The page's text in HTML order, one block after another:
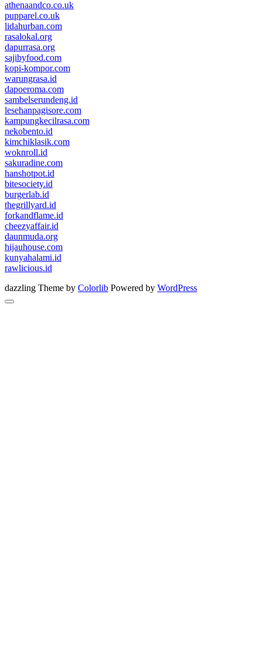
athenaandco.co.uk
pupparel.co.uk
lidahurban.com
rasalokal.org
dapurrasa.org
sajibyfood.com
kopi-kompor.com
warungrasa.id
dapoeroma.com
sambelserundeng.id
lesehanpagisore.com
kampungkecilrasa.com
nekobento.id
kimchiklasik.com
woknroll.id
sakuradine.com
hanshotpot.id
bitesociety.id
burgerlab.id
thegrillyard.id
forkandflame.id
cheezyaffair.id
daunmuda.org
hijauhouse.com
kunyahalami.id
rawlicious.id
dazzling Theme by Colorlib Powered by WordPress